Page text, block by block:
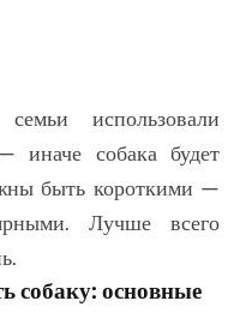
использовали
иначе собака будет
быть короткими —
Лучше всего
собаку: основные